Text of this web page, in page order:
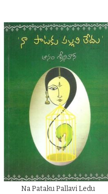
Na Pataku Pallavi Ledu